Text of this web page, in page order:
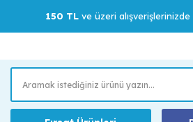
150 TLve üzeri alışverişlerinizde